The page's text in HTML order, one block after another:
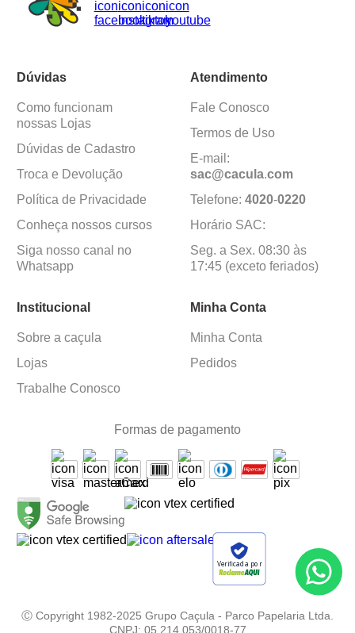
Dúvidas
Como funcionam
nossas Lojas
Dúvidas de Cadastro
Troca e Devolução
Política de Privacidade
Conheça nossos cursos
Siga nosso canal no
Whatsapp
Atendimento
Fale Conosco
Termos de Uso
E-mail:
sac@cacula.com
Telefone: 4020-0220
Horário SAC:
Seg. a Sex. 08:30 às
17:45 (exceto feriados)
Institucional
Sobre a caçula
Lojas
Trabalhe Conosco
Minha Conta
Minha Conta
Pedidos
Formas de pagamento
Verificada por
Ⓒ Copyright 1982-2025 Grupo Caçula - Parco Papelaria Ltda.
CNPJ: 05.214.053/0018-77